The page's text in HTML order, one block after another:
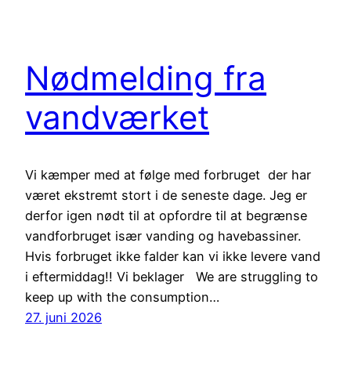
Nødmelding fra
vandværket
Vi kæmper med at følge med forbruget der har
været ekstremt stort i de seneste dage. Jeg er
derfor igen nødt til at opfordre til at begrænse
vandforbruget især vanding og havebassiner.
Hvis forbruget ikke falder kan vi ikke levere vand
i eftermiddag!! Vi beklager We are struggling to
keep up with the consumption…
27. juni 2026